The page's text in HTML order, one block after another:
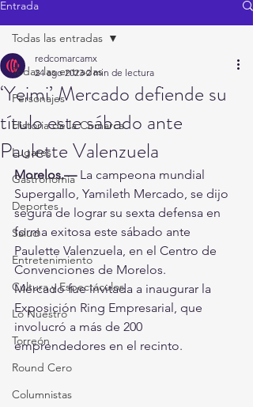
Entrada
Todas las entradas
Personajes
Historia de la Comarca
Lugares
Gastronomía
Deportes
Salud
Entretenimiento
Cultura y Espectáculos
Lo Nuestro
Torreón
Round Cero
Columnistas
Todas las entradas
‘Yeimi’ Mercado defiende su
título este sábado ante
Paulette Valenzuela
redcomarcamx
24 ago 2023 2 min de lectura
Morelos.— La campeona mundial
Supergallo, Yamileth Mercado, se dijo
segura de lograr su sexta defensa en
forma exitosa este sábado ante
Paulette Valenzuela, en el Centro de
Convenciones de Morelos.
Mercado fue invitada a inaugurar la
Exposición Ring Empresarial, que
involucró a más de 200
emprendedores en el recinto.